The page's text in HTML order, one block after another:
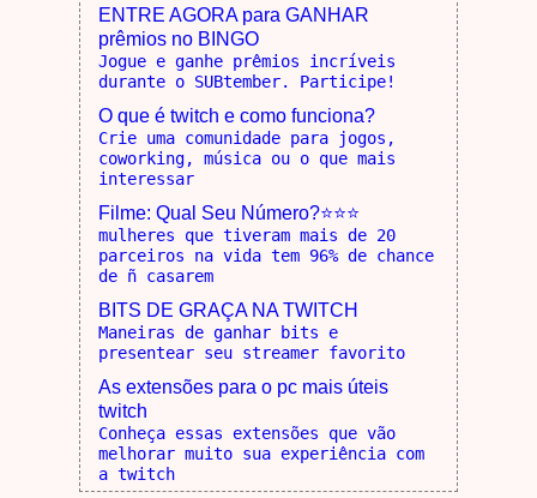
ENTRE AGORA para GANHAR
prêmios no BINGO
Jogue e ganhe prêmios incríveis
durante o SUBtember. Participe!
O que é twitch e como funciona?
Crie uma comunidade para jogos,
coworking, música ou o que mais
interessar
Filme: Qual Seu Número?⭐⭐⭐
mulheres que tiveram mais de 20
parceiros na vida tem 96% de chance
de ñ casarem
BITS DE GRAÇA NA TWITCH
Maneiras de ganhar bits e
presentear seu streamer favorito
As extensões para o pc mais úteis
twitch
Conheça essas extensões que vão
melhorar muito sua experiência com
a twitch